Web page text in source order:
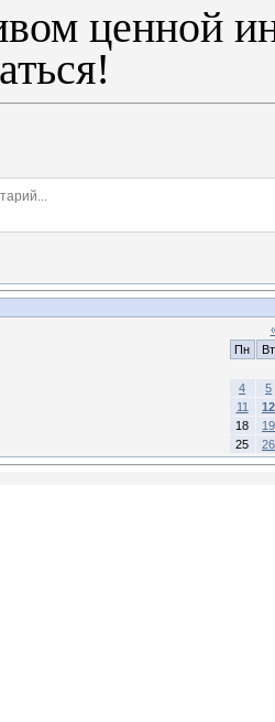
ценной
Пн
Вт
4
5
11
12
18
19
25
26